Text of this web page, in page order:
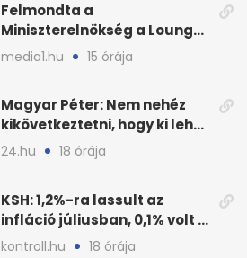
Felmondta a
Miniszterelnökség a Lounge
Event keretszerződését
media1.hu 15 órája
Magyar Péter: Nem nehéz
kikövetkeztetni, hogy ki lehet
a három jelölt
24.hu 18 órája
KSH: 1,2%-ra lassult az
infláció júliusban, 0,1% volt a
havi áresés
kontroll.hu 18 órája